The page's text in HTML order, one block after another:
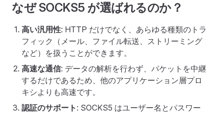
なぜ SOCKS5 が選ばれるのか？
高い汎用性: HTTP だけでなく、あらゆる種類のトラ
フィック（メール、ファイル転送、ストリーミング
など）を扱うことができます。
高速な通信: データの解析を行わず、パケットを中継
するだけであるため、他のアプリケーション層プロ
キシよりも高速です。
認証のサポート : SOCKS5 はユーザー名とパスワー